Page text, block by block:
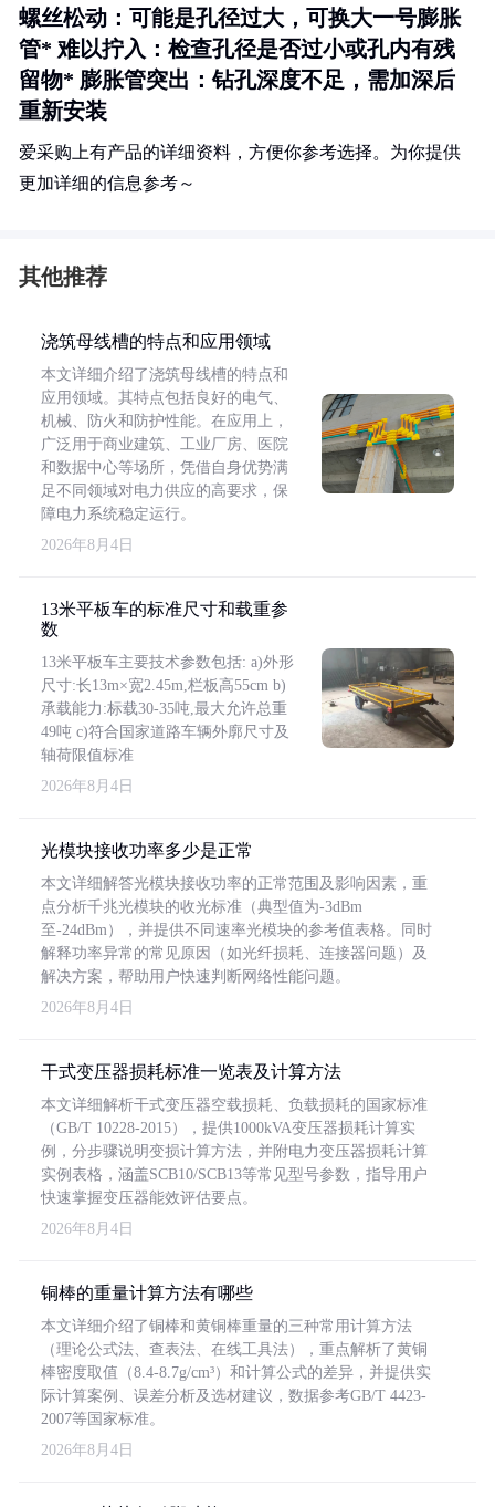
螺丝松动 ：可能是孔径过大，可换大一号膨胀
管* 难以拧入 ：检查孔径是否过小或孔内有残
留物* 膨胀管突出 ：钻孔深度不足，需加深后
重新安装
爱采购上有产品的详细资料，方便你参考选择。为你提供
更加详细的信息参考～
其他推荐
浇筑母线槽的特点和应用领域
本文详细介绍了浇筑母线槽的特点和
应用领域。其特点包括良好的电气、
机械、防火和防护性能。在应用上，
广泛用于商业建筑、工业厂房、医院
和数据中心等场所，凭借自身优势满
足不同领域对电力供应的高要求，保
障电力系统稳定运行。
2026年8月4日
13米平板车的标准尺寸和载重参
数
13米平板车主要技术参数包括: a)外形
尺寸:长13m×宽2.45m,栏板高55cm b)
承载能力:标载30-35吨,最大允许总重
49吨 c)符合国家道路车辆外廓尺寸及
轴荷限值标准
2026年8月4日
光模块接收功率多少是正常
本文详细解答光模块接收功率的正常范围及影响因素，重
点分析千兆光模块的收光标准（典型值为-3dBm
至-24dBm），并提供不同速率光模块的参考值表格。同时
解释功率异常的常见原因（如光纤损耗、连接器问题）及
解决方案，帮助用户快速判断网络性能问题。
2026年8月4日
干式变压器损耗标准一览表及计算方法
本文详细解析干式变压器空载损耗、负载损耗的国家标准
（GB/T 10228-2015），提供1000kVA变压器损耗计算实
例，分步骤说明变损计算方法，并附电力变压器损耗计算
实例表格，涵盖SCB10/SCB13等常见型号参数，指导用户
快速掌握变压器能效评估要点。
2026年8月4日
铜棒的重量计算方法有哪些
本文详细介绍了铜棒和黄铜棒重量的三种常用计算方法
（理论公式法、查表法、在线工具法），重点解析了黄铜
棒密度取值（8.4-8.7g/cm³）和计算公式的差异，并提供实
际计算案例、误差分析及选材建议，数据参考GB/T 4423-
2007等国家标准。
2026年8月4日